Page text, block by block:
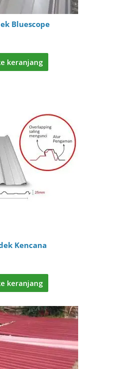
Bluescope
keranjang
Kencana
keranjang